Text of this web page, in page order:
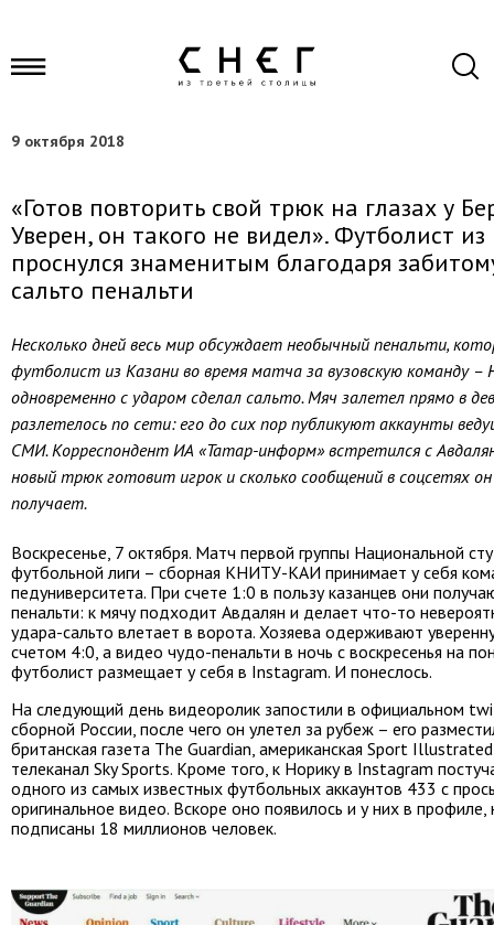
9 октября 2018
«Готов повторить свой трюк на глазах у
Уверен, он такого не видел». Футболист
проснулся знаменитым благодаря
сальто пенальти
Несколько дней весь мир обсуждает необычный пенальти,
футболист из Казани во время матча за вузовскую команду –
одновременно с ударом сделал сальто. Мяч залетел прямо в
разлетелось по сети: его до сих пор публикуют аккаунты
СМИ. Корреспондент ИА «Татар-информ» встретился с
новый трюк готовит игрок и сколько сообщений в соцсетях
получает.
Воскресенье, 7 октября. Матч первой группы Национальной
футбольной лиги – сборная КНИТУ-КАИ принимает у себя
педуниверситета. При счете 1:0 в пользу казанцев они
пенальти: к мячу подходит Авдалян и делает что-то
удара-сальто влетает в ворота. Хозяева одерживают
счетом 4:0, а видео чудо-пенальти в ночь с воскресенья на
футболист размещает у себя в Instagram. И понеслось.
На следующий день видеоролик запостили в официальном
сборной России, после чего он улетел за рубеж – его
британская газета The Guardian, американская Sport
телеканал Sky Sports. Кроме того, к Норику в Instagram
одного из самых известных футбольных аккаунтов 433 с
оригинальное видео. Вскоре оно появилось и у них в
подписаны 18 миллионов человек.